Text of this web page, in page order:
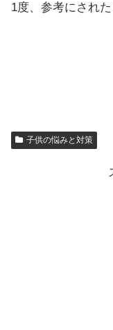
1度、参考にされた
子供の悩みと対策